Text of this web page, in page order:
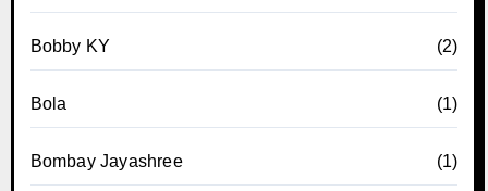
Bobby KY (2)
Bola (1)
Bombay Jayashree (1)